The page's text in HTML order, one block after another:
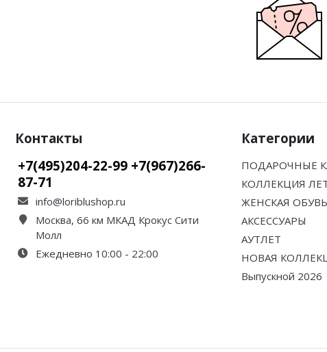
Контакты
+7(495)204-22-99 +7(967)266-
87-71
info@loriblushop.ru
Москва, 66 км МКАД Крокус Сити
Молл
Ежедневно 10:00 - 22:00
Категории
ПОДАРОЧНЫЕ
КОЛЛЕКЦИЯ
ЖЕНСКАЯ ОБУВЬ
АКСЕССУАРЫ
АУТЛЕТ
НОВАЯ
Выпускной 2026